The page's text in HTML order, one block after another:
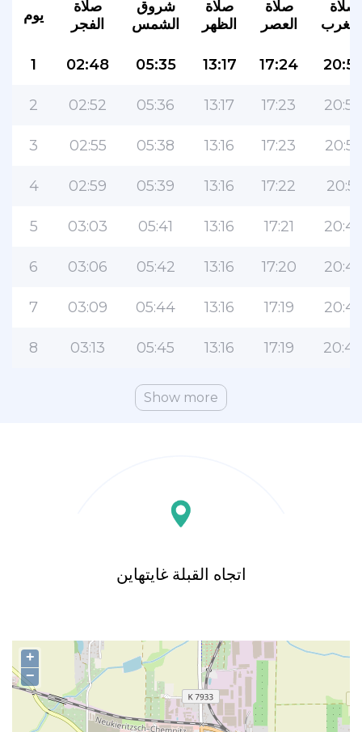
يوم
صلاة
الفجر
شروق
الشمس
صلاة
الظهر
صلاة
العصر
صلاة
1 02:48 05:35 13:17 17:24
2 02:52 05:36 13:17 17:23 20:54
3 02:55 05:38 13:16 17:23 20:52
4 02:59 05:39 13:16 17:22 20:51
5 03:03 05:41 13:16 17:21
6 03:06 05:42 13:16 17:20 20:47
7 03:09 05:44 13:16 17:19
8 03:13 05:45 13:16 17:19
Show more
اتجاه القبلة غايتهاين
+
−